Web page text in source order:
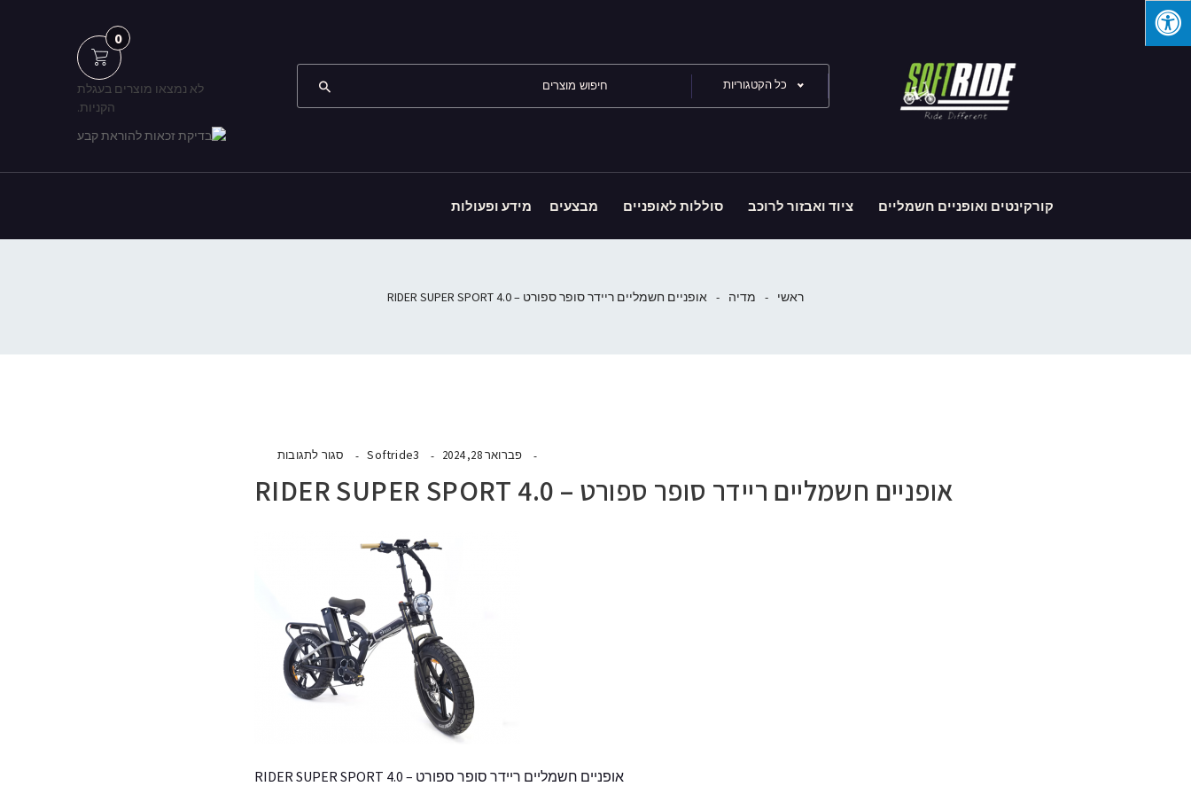
כל הקטגוריות
0
לא נמצאו מוצרים בעגלת
הקניות.
קורקינטים ואופניים חשמליים ציוד ואבזור לרוכב סוללות לאופניים מבצעים מידע ופעולות
ראשי - מדיה - אופניים חשמליים ריידר סופר ספורט – 4.0 RIDER SUPER SPORT
פברואר 28, 2024 Softride3 סגור לתגובות
אופניים חשמליים ריידר סופר ספורט – 4.0 RIDER SUPER SPORT
אופניים חשמליים ריידר סופר ספורט – 4.0 RIDER SUPER SPORT